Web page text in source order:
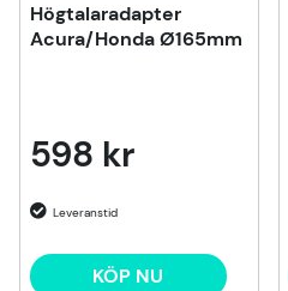
Högtalaradapter
Acura/Honda Ø165mm
598 kr
KÖP NU